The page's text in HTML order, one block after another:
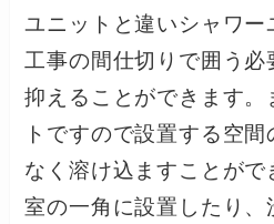
ユニットと違いシャワ
工事の間仕切りで囲う必
抑えることができます。
トですので設置する空
なく溶け込ますことが
室の一角に設置したり